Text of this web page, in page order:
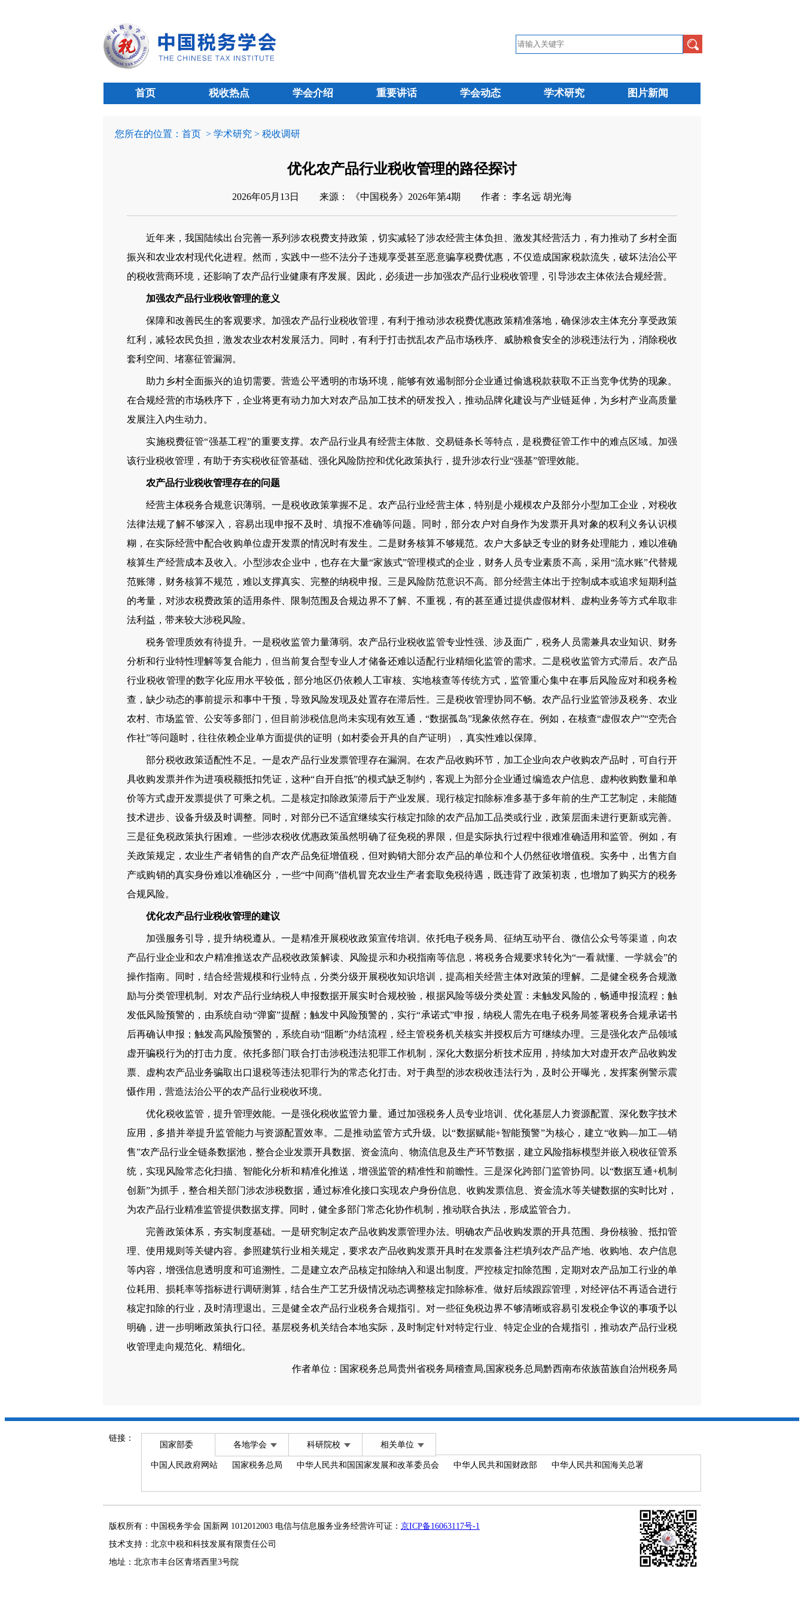
首页 税收热点 学会介绍 重要讲话 学会动态 学术研究 图片新闻
您所在的位置： 首页 > 学术研究 > 税收调研
优化农产品行业税收管理的路径探讨
2026年05月13日 来源： 《中国税务》2026年第4期 作者： 李名远 胡光海
近年来，我国陆续出台完善一系列涉农税费支持政策，切实减轻了涉农经营主体负担、激发其经营活力，有力推动了乡村全面
振兴和农业农村现代化进程。然而，实践中一些不法分子违规享受甚至恶意骗享税费优惠，不仅造成国家税款流失，破坏法治公平
的税收营商环境，还影响了农产品行业健康有序发展。因此，必须进一步加强农产品行业税收管理，引导涉农主体依法合规经营。
加强农产品行业税收管理的意义
保障和改善民生的客观要求。加强农产品行业税收管理，有利于推动涉农税费优惠政策精准落地，确保涉农主体充分享受政策
红利，减轻农民负担，激发农业农村发展活力。同时，有利于打击扰乱农产品市场秩序、威胁粮食安全的涉税违法行为，消除税收
套利空间、堵塞征管漏洞。
助力乡村全面振兴的迫切需要。营造公平透明的市场环境，能够有效遏制部分企业通过偷逃税款获取不正当竞争优势的现象。
在合规经营的市场秩序下，企业将更有动力加大对农产品加工技术的研发投入，推动品牌化建设与产业链延伸，为乡村产业高质量
发展注入内生动力。
实施税费征管“强基工程”的重要支撑。农产品行业具有经营主体散、交易链条长等特点，是税费征管工作中的难点区域。加强
该行业税收管理，有助于夯实税收征管基础、强化风险防控和优化政策执行，提升涉农行业“强基”管理效能。
农产品行业税收管理存在的问题
经营主体税务合规意识薄弱。一是税收政策掌握不足。农产品行业经营主体，特别是小规模农户及部分小型加工企业，对税收
法律法规了解不够深入，容易出现申报不及时、填报不准确等问题。同时，部分农户对自身作为发票开具对象的权利义务认识模
糊，在实际经营中配合收购单位虚开发票的情况时有发生。二是财务核算不够规范。农户大多缺乏专业的财务处理能力，难以准确
核算生产经营成本及收入。小型涉农企业中，也存在大量“家族式”管理模式的企业，财务人员专业素质不高，采用“流水账”代替规
范账簿，财务核算不规范，难以支撑真实、完整的纳税申报。三是风险防范意识不高。部分经营主体出于控制成本或追求短期利益
的考量，对涉农税费政策的适用条件、限制范围及合规边界不了解、不重视，有的甚至通过提供虚假材料、虚构业务等方式牟取非
法利益，带来较大涉税风险。
税务管理质效有待提升。一是税收监管力量薄弱。农产品行业税收监管专业性强、涉及面广，税务人员需兼具农业知识、财务
分析和行业特性理解等复合能力，但当前复合型专业人才储备还难以适配行业精细化监管的需求。二是税收监管方式滞后。农产品
行业税收管理的数字化应用水平较低，部分地区仍依赖人工审核、实地核查等传统方式，监管重心集中在事后风险应对和税务检
查，缺少动态的事前提示和事中干预，导致风险发现及处置存在滞后性。三是税收管理协同不畅。农产品行业监管涉及税务、农业
农村、市场监管、公安等多部门，但目前涉税信息尚未实现有效互通，“数据孤岛”现象依然存在。例如，在核查“虚假农户”“空壳合
作社”等问题时，往往依赖企业单方面提供的证明（如村委会开具的自产证明），真实性难以保障。
部分税收政策适配性不足。一是农产品行业发票管理存在漏洞。在农产品收购环节，加工企业向农户收购农产品时，可自行开
具收购发票并作为进项税额抵扣凭证，这种“自开自抵”的模式缺乏制约，客观上为部分企业通过编造农户信息、虚构收购数量和单
价等方式虚开发票提供了可乘之机。二是核定扣除政策滞后于产业发展。现行核定扣除标准多基于多年前的生产工艺制定，未能随
技术进步、设备升级及时调整。同时，对部分已不适宜继续实行核定扣除的农产品加工品类或行业，政策层面未进行更新或完善。
三是征免税政策执行困难。一些涉农税收优惠政策虽然明确了征免税的界限，但是实际执行过程中很难准确适用和监管。例如，有
关政策规定，农业生产者销售的自产农产品免征增值税，但对购销大部分农产品的单位和个人仍然征收增值税。实务中，出售方自
产或购销的真实身份难以准确区分，一些“中间商”借机冒充农业生产者套取免税待遇，既违背了政策初衷，也增加了购买方的税务
合规风险。
优化农产品行业税收管理的建议
加强服务引导，提升纳税遵从。一是精准开展税收政策宣传培训。依托电子税务局、征纳互动平台、微信公众号等渠道，向农
产品行业企业和农户精准推送农产品税收政策解读、风险提示和办税指南等信息，将税务合规要求转化为“一看就懂、一学就会”的
操作指南。同时，结合经营规模和行业特点，分类分级开展税收知识培训，提高相关经营主体对政策的理解。二是健全税务合规激
励与分类管理机制。对农产品行业纳税人申报数据开展实时合规校验，根据风险等级分类处置：未触发风险的，畅通申报流程；触
发低风险预警的，由系统自动“弹窗”提醒；触发中风险预警的，实行“承诺式”申报，纳税人需先在电子税务局签署税务合规承诺书
后再确认申报；触发高风险预警的，系统自动“阻断”办结流程，经主管税务机关核实并授权后方可继续办理。三是强化农产品领域
虚开骗税行为的打击力度。依托多部门联合打击涉税违法犯罪工作机制，深化大数据分析技术应用，持续加大对虚开农产品收购发
票、虚构农产品业务骗取出口退税等违法犯罪行为的常态化打击。对于典型的涉农税收违法行为，及时公开曝光，发挥案例警示震
慑作用，营造法治公平的农产品行业税收环境。
优化税收监管，提升管理效能。一是强化税收监管力量。通过加强税务人员专业培训、优化基层人力资源配置、深化数字技术
应用，多措并举提升监管能力与资源配置效率。二是推动监管方式升级。以“数据赋能+智能预警”为核心，建立“收购—加工—销
售”农产品行业全链条数据池，整合企业发票开具数据、资金流向、物流信息及生产环节数据，建立风险指标模型并嵌入税收征管系
统，实现风险常态化扫描、智能化分析和精准化推送，增强监管的精准性和前瞻性。三是深化跨部门监管协同。以“数据互通+机制
创新”为抓手，整合相关部门涉农涉税数据，通过标准化接口实现农户身份信息、收购发票信息、资金流水等关键数据的实时比对，
为农产品行业精准监管提供数据支撑。同时，健全多部门常态化协作机制，推动联合执法，形成监管合力。
完善政策体系，夯实制度基础。一是研究制定农产品收购发票管理办法。明确农产品收购发票的开具范围、身份核验、抵扣管
理、使用规则等关键内容。参照建筑行业相关规定，要求农产品收购发票开具时在发票备注栏填列农产品产地、收购地、农户信息
等内容，增强信息透明度和可追溯性。二是建立农产品核定扣除纳入和退出制度。严控核定扣除范围，定期对农产品加工行业的单
位耗用、损耗率等指标进行调研测算，结合生产工艺升级情况动态调整核定扣除标准。做好后续跟踪管理，对经评估不再适合进行
核定扣除的行业，及时清理退出。三是健全农产品行业税务合规指引。对一些征免税边界不够清晰或容易引发税企争议的事项予以
明确，进一步明晰政策执行口径。基层税务机关结合本地实际，及时制定针对特定行业、特定企业的合规指引，推动农产品行业税
收管理走向规范化、精细化。
作者单位：国家税务总局贵州省税务局稽查局,国家税务总局黔西南布依族苗族自治州税务局
链接：
国家部委 各地学会 科研院校 相关单位
中国人民政府网站 国家税务总局 中华人民共和国国家发展和改革委员会 中华人民共和国财政部 中华人民共和国海关总署
版权所有：中国税务学会 国新网 1012012003 电信与信息服务业务经营许可证： 京ICP备16063117号-1
技术支持：北京中税和科技发展有限责任公司
地址：北京市丰台区青塔西里3号院